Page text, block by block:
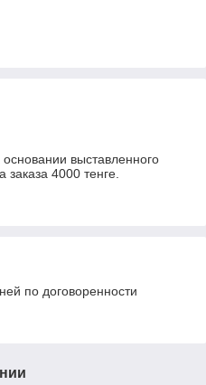
выставленного
4000 тенге.
по договоренности